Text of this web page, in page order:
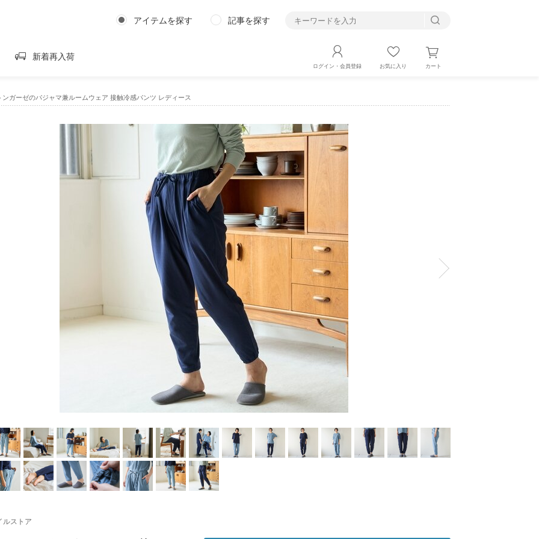
アイテムを探す 記事を探す
新着再入荷
ログイン・会員登録 お気に入り カート
ンガーゼのパジャマ兼ルームウェア 接触冷感パンツ レディース
ルストア